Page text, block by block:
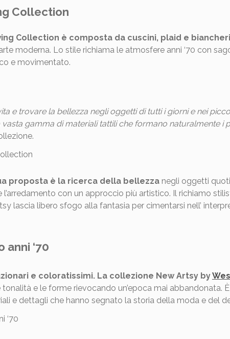
Collection
Collection è composta da cuscini, plaid e
moderna. Lo stile richiama le atmosfere anni ‘70 con
e movimentato.
e trovare la bellezza negli oggetti di tutti i giorni e nei
vasta gamma di materiali tattili che formano naturalmente i
proposta è la ricerca della bellezzanegli oggetti
con un approccio più artistico. Il richiamo
lascia libero sfogo alla fantasia per cimentarsi nell’
anni ‘70
e coloratissimi. La collezione New Artsy by
e le forme rievocando un’epoca mai abbandonata.
e dettagli che hanno segnato la storia della moda e del